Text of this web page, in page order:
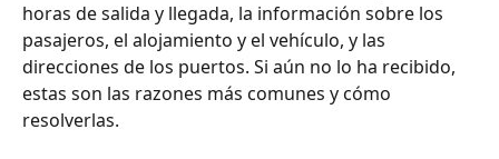
horas de salida y llegada, la información sobre los
pasajeros, el alojamiento y el vehículo, y las
direcciones de los puertos. Si aún no lo ha recibido,
estas son las razones más comunes y cómo
resolverlas.